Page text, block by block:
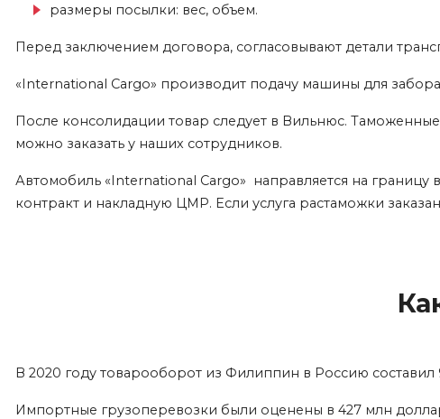
размеры посылки: вес, объем.
Перед заключением договора, согласовывают детали
«International Cargo» производит подачу машины для
После консолидации товар следует в Вильнюс.
можно заказать у наших сотрудников.
Автомобиль «International Cargo» направляется на границу
контракт и накладную ЦМР. Если услуга растаможки
В 2020 году товарооборот из Филиппин в Россию
Импортные грузоперевозки были оценены в 427 млн